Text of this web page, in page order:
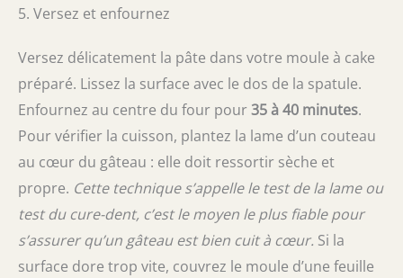
5. Versez et enfournez
Versez délicatement la pâte dans votre moule à cake
préparé. Lissez la surface avec le dos de la spatule.
Enfournez au centre du four pour35 à 40 minutes.
Pour vérifier la cuisson, plantez la lame d’un couteau
au cœur du gâteau : elle doit ressortir sèche et
propre. Cette technique s’appelle le test de la lame ou
test du cure-dent, c’est le moyen le plus fiable pour
s’assurer qu’un gâteau est bien cuit à cœur. Si la
surface dore trop vite, couvrez le moule d’une feuille